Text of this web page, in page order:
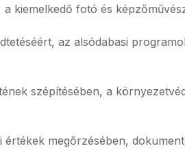
kiemelkedő fotó és
az alsódabasi
szépítésében, a
megőrzésében,